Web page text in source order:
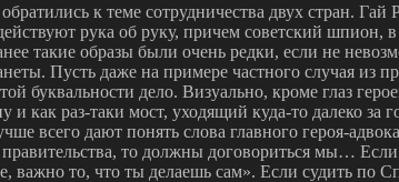
к теме сотрудничества двух стран.
рука об руку, причем советский шпион,
такие образы были очень редки, если не
Пусть даже на примере частного случая из
дело. Визуально, кроме глаз
раз-таки мост, уходящий куда-то далеко за
всего дают понять слова главного героя-
то должны договориться мы…
то, что ты делаешь сам». Если судить по